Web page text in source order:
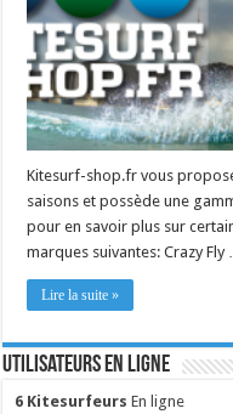
Kitesurf-shop.fr vous
saisons et possède une
pour en savoir plus sur
marques suivantes: Crazy Fly
Lire la suite »
Utilisateurs en ligne
6 Kitesurfeurs En ligne